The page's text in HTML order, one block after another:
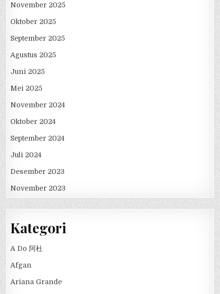
November 2025
Oktober 2025
September 2025
Agustus 2025
Juni 2025
Mei 2025
November 2024
Oktober 2024
September 2024
Juli 2024
Desember 2023
November 2023
Kategori
A Do 阿杜
Afgan
Ariana Grande